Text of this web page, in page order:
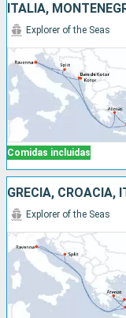
ITALIA,
Comidas incluidas
Explorer of the Seas
GRECIA, CROACIA,
Explorer of the Seas